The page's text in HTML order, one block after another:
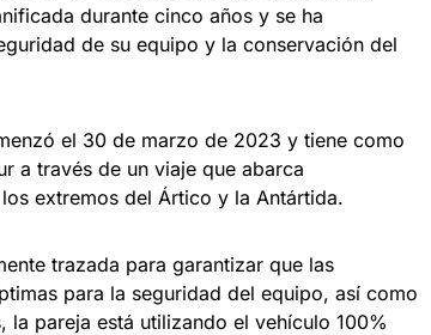
durante cinco años y se ha
de su equipo y la conservación del
el 30 de marzo de 2023 y tiene como
a través de un viaje que abarca
extremos del Ártico y la Antártida.
trazada para garantizar que las
para la seguridad del equipo, así como
pareja está utilizando el vehículo 100%